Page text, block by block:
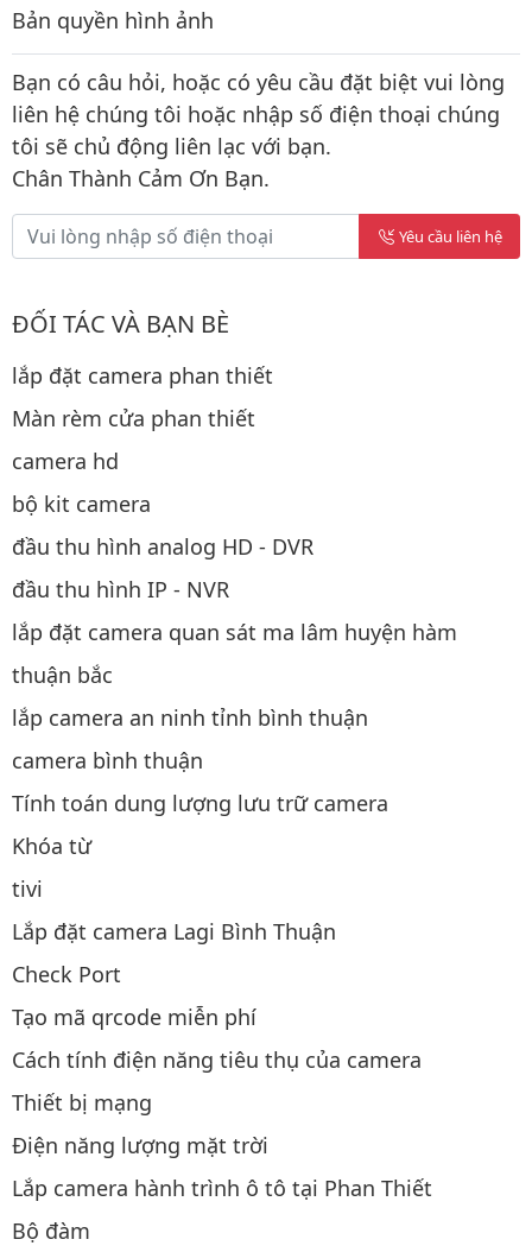
Bản quyền hình ảnh
Bạn có câu hỏi, hoặc có yêu cầu đặt biệt vui lòng
liên hệ chúng tôi hoặc nhập số điện thoại chúng
tôi sẽ chủ động liên lạc với bạn.
Chân Thành Cảm Ơn Bạn.
Yêu cầu liên hệ
ĐỐI TÁC VÀ BẠN BÈ
lắp đặt camera phan thiết
Màn rèm cửa phan thiết
camera hd
bộ kit camera
đầu thu hình analog HD - DVR
đầu thu hình IP - NVR
lắp đặt camera quan sát ma lâm huyện hàm
thuận bắc
lắp camera an ninh tỉnh bình thuận
camera bình thuận
Tính toán dung lượng lưu trữ camera
Khóa từ
tivi
Lắp đặt camera Lagi Bình Thuận
Check Port
Tạo mã qrcode miễn phí
Cách tính điện năng tiêu thụ của camera
Thiết bị mạng
Điện năng lượng mặt trời
Lắp camera hành trình ô tô tại Phan Thiết
Bộ đàm